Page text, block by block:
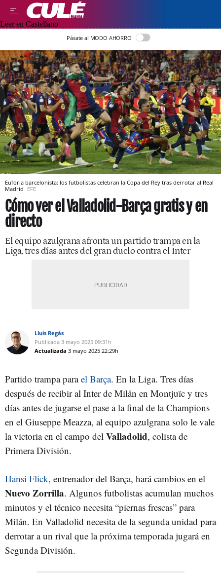
Leer en Castellano
Pásate al MODO AHORRO
Euforia barcelonista: los futbolistas celebran la Copa del Rey tras derrotar al Real
Madrid EFE
Cómo ver el Valladolid-Barça gratis y en
directo
El equipo azulgrana afronta un partido trampa en la
Liga, tres días antes del gran duelo contra el Inter
Lluís Regàs
Publicada 3 mayo 2025 09:31h
Actualizada 3 mayo 2025 22:29h
Partido trampa parael Barça. En la Liga. Tres días
después de recibir al Inter de Milán en Montjuïc y tres
días antes de jugarse el pase a la final de la Champions
en el Giuseppe Meazza, al equipo azulgrana solo le vale
la victoria en el campo del Valladolid, colista de
Primera División.
Hansi Flick, entrenador del Barça, hará cambios en el
Nuevo Zorrilla. Algunos futbolistas acumulan muchos
minutos y el técnico necesita “piernas frescas” para
Milán. En Valladolid necesita de la segunda unidad para
derrotar a un rival que la próxima temporada jugará en
Segunda División.